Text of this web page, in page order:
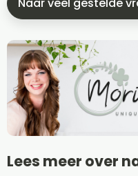
Naar veel gestelde
Lees meer over